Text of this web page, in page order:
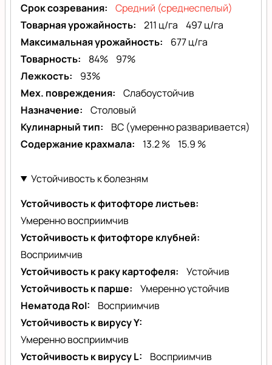
Срок созревания
Средний (среднеспелый)
Товарная урожайность
211 ц/га
497 ц/га
Максимальная урожайность
677 ц/га
Товарность
84%
97%
Лежкость
93%
Мех. повреждения
Слабоустойчив
Назначение
Столовый
Кулинарный тип
BC (умеренно разваривается)
Содержание крахмала
13.2 % 15.9 %
Устойчивость к болезням
Устойчивость к фитофторе листьев
Умеренно восприимчив
Устойчивость к фитофторе клубней
Восприимчив
Устойчивость к раку картофеля
Устойчив
Устойчивость к парше
Умеренно устойчив
Нематода RoI
Восприимчив
Устойчивость к вирусу Y
Умеренно восприимчив
Устойчивость к вирусу L
Восприимчив